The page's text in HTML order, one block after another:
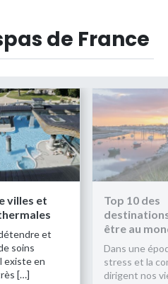
de France
villes et
et
soins
existe en
[…]
Top 10 des
être au
Dans une
stress et la
dirigent nos